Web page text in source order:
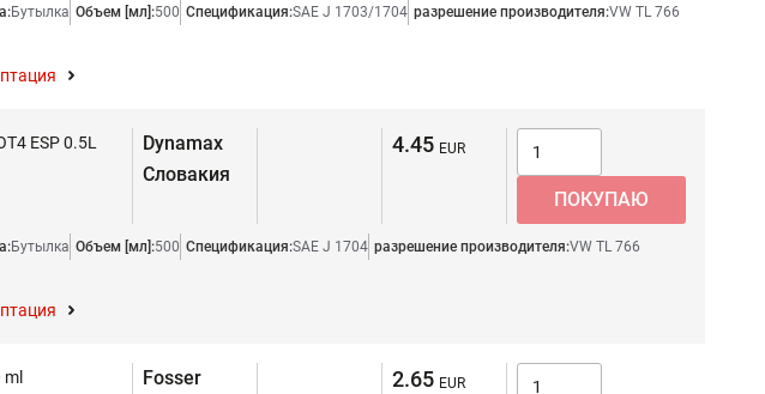
Бутылка Объем [мл]:500 Спецификация:SAE J 1703/1704 разрешение производителя:VW TL 766
ESP 0.5L
Dynamax
Словакия
4.45
Бутылка Объем [мл]:500 Спецификация:SAE J 1704 разрешение производителя:VW TL 766
Fosser
2.65